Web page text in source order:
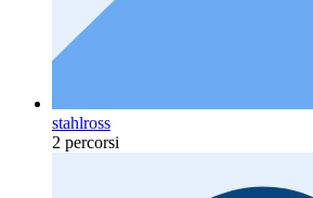
stahlross
2 percorsi